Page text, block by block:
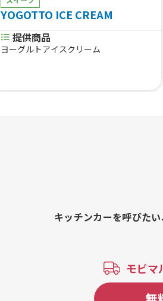
YOGOTTO ICE CREAM
提供商品
ヨーグルトアイスクリーム
キッチンカーを呼びた
モビマ